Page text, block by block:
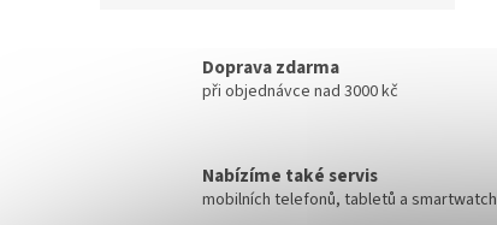
Doprava zdarma
při objednávce nad 3000 kč
Nabízíme také servis
mobilních telefonů, tabletů a smartwatch